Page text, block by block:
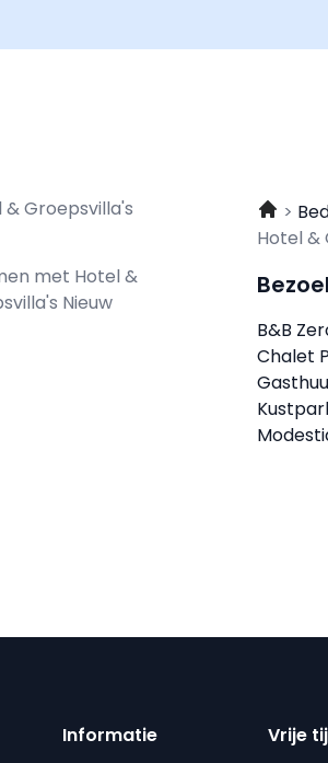
Groepsvilla's
met Hotel &
Nieuw
Hotel &
B&B
Chalet
Informatie Vrije